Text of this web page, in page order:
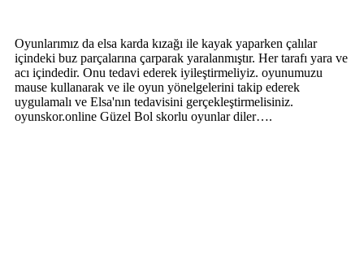
Oyunlarımız da elsa karda kızağı ile kayak yaparken çalılar
içindeki buz parçalarına çarparak yaralanmıştır. Her tarafı yara ve
acı içindedir. Onu tedavi ederek iyileştirmeliyiz. oyunumuzu
mause kullanarak ve ile oyun yönelgelerini takip ederek
uygulamalı ve Elsa'nın tedavisini gerçekleştirmelisiniz.
oyunskor.online Güzel Bol skorlu oyunlar diler….